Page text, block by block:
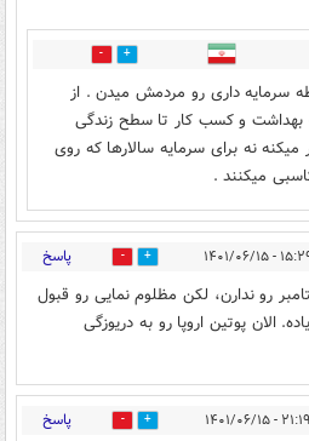
4
سرمایه داری رو مردمش میدن . از
بهداشت و کسب کار تا سطح زندگی
میکنه نه برای سرمایه سالارها که روی
میکنند .
- ۱۴۰۱/۰۶/۱۵ 1 پاسخ
عملیاتی مثل ۱۱سپتامبر رو ندارن، لکن مظلوم نمایی رو قبول
الان پوتین اروپا رو به دریوزگی
۲۱:۱۹ - ۱۴۰۱/۰۶/۱۵ 1 پاسخ